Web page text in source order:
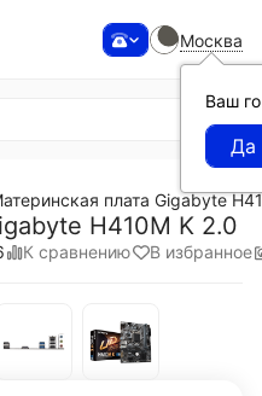
Москва
Ваш
плата Gigabyte
H410M K 2.0
К сравнению В избранное